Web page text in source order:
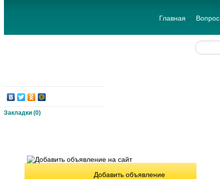
Главная
Закладки (0)
Добавить объявление